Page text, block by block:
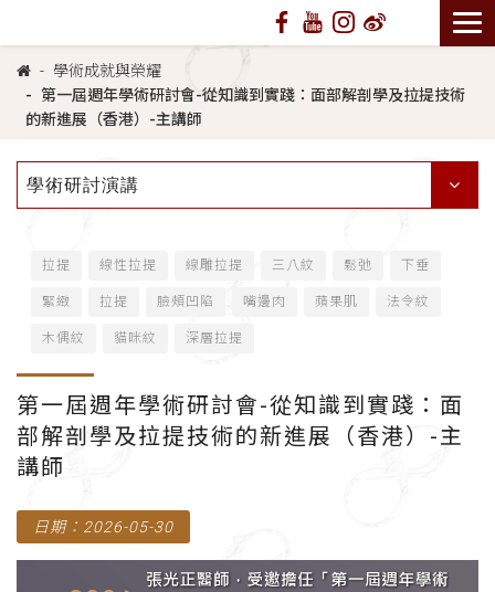
學術成就與榮耀
第一屆週年學術研討會-從知識到實踐：面部解剖學及拉提技術
的新進展（香港）-主講師
學術研討演講
拉提 線性拉提 線雕拉提 三八紋 鬆弛 下垂
緊緻 拉提 臉頰凹陷 嘴邊肉 蘋果肌 法令紋
木偶紋 貓咪紋 深層拉提
第一屆週年學術研討會-從知識到實踐：面
部解剖學及拉提技術的新進展（香港）-主
講師
日期：2026-05-30